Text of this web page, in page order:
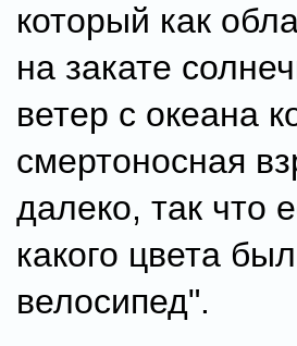
который как
на закате
ветер с океана
смертоносная
далеко, так что
какого цвета
велосипед".